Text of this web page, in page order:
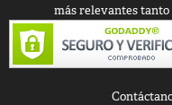
más relevantes tanto